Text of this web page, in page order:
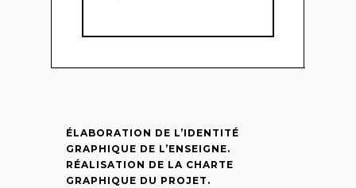
ÉLABORATION DE L’IDENTITÉ
GRAPHIQUE DE L’ENSEIGNE.
RÉALISATION DE LA CHARTE
GRAPHIQUE DU PROJET.